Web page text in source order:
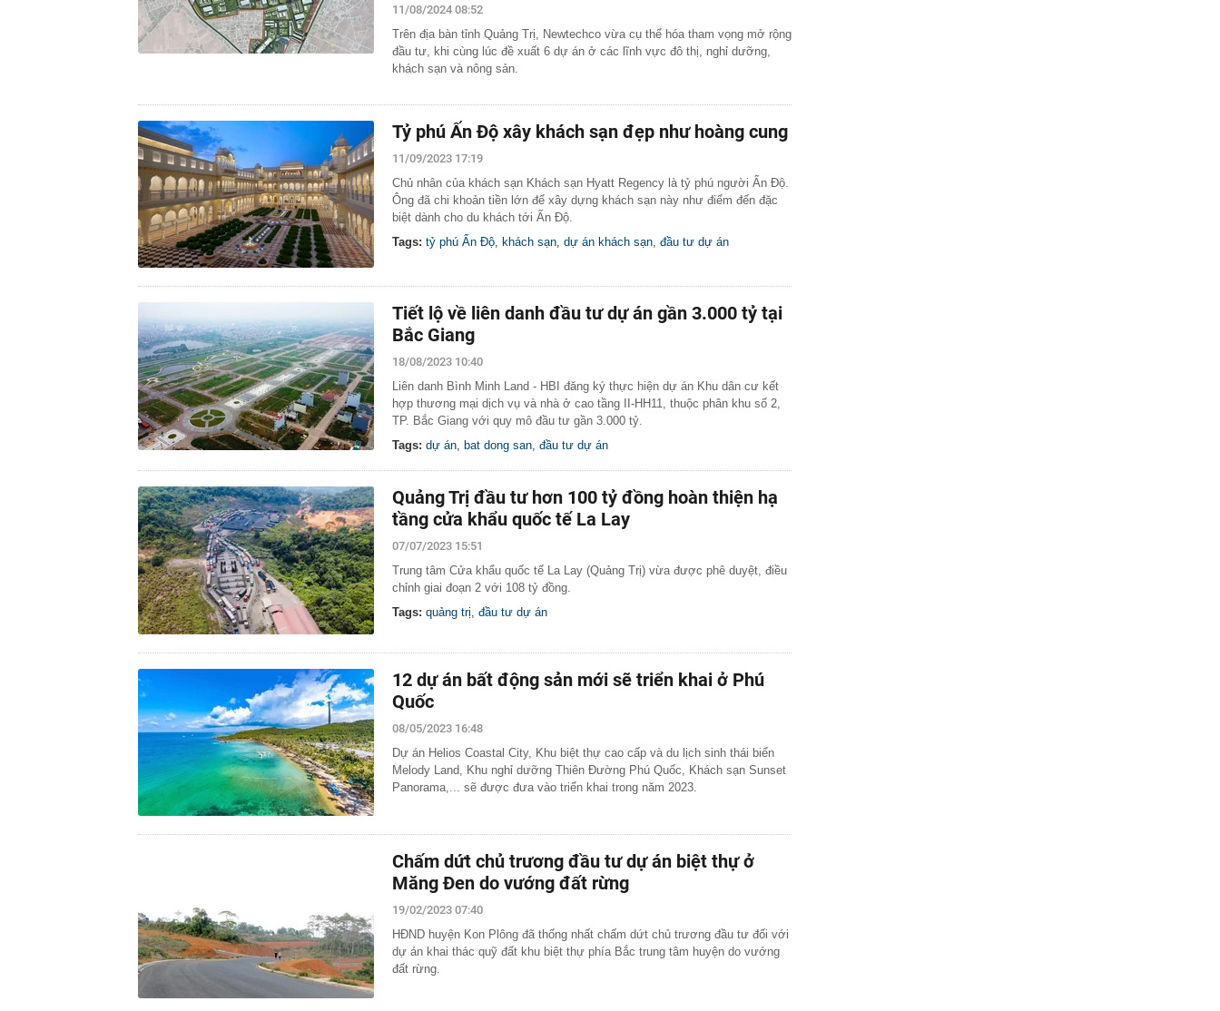
11/08/2024 08:52
Trên địa bàn tỉnh Quảng Trị, Newtechco vừa cụ thể hóa tham vọng mở rộng
đầu tư, khi cùng lúc đề xuất 6 dự án ở các lĩnh vực đô thị, nghỉ dưỡng,
khách sạn và nông sản.
Tỷ phú Ấn Độ xây khách sạn đẹp như hoàng cung
11/09/2023 17:19
Chủ nhân của khách sạn Khách sạn Hyatt Regency là tỷ phú người Ấn Độ.
Ông đã chi khoản tiền lớn để xây dựng khách sạn này như điểm đến đặc
biệt dành cho du khách tới Ấn Độ.
Tags: tỷ phú Ấn Độ khách sạn dự án khách sạn đầu tư dự án
Tiết lộ về liên danh đầu tư dự án gần 3.000 tỷ tại
Bắc Giang
18/08/2023 10:40
Liên danh Bình Minh Land - HBI đăng ký thực hiện dự án Khu dân cư kết
hợp thương mại dịch vụ và nhà ở cao tầng II-HH11, thuộc phân khu số 2,
TP. Bắc Giang với quy mô đầu tư gần 3.000 tỷ.
Tags: dự án, bat dong san, đầu tư dự án
Quảng Trị đầu tư hơn 100 tỷ đồng hoàn thiện hạ
tầng cửa khẩu quốc tế La Lay
07/07/2023 15:51
Trung tâm Cửa khẩu quốc tế La Lay (Quảng Trị) vừa được phê duyệt, điều
chỉnh giai đoạn 2 với 108 tỷ đồng.
Tags: quảng trị, đầu tư dự án
12 dự án bất động sản mới sẽ triển khai ở Phú
Quốc
08/05/2023 16:48
Dự án Helios Coastal City, Khu biệt thự cao cấp và du lịch sinh thái biển
Melody Land, Khu nghỉ dưỡng Thiên Đường Phú Quốc, Khách sạn Sunset
Panorama,... sẽ được đưa vào triển khai trong năm 2023.
Chấm dứt chủ trương đầu tư dự án biệt thự ở
Măng Đen do vướng đất rừng
19/02/2023 07:40
HĐND huyện Kon Plông đã thống nhất chấm dứt chủ trương đầu tư đối với
dự án khai thác quỹ đất khu biệt thự phía Bắc trung tâm huyện do vướng
đất rừng.